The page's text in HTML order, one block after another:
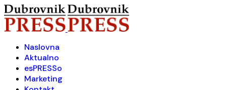
Naslovna
Aktualno
esPRESSo
Marketing